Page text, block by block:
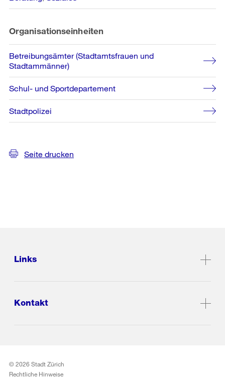
Organisationseinheiten
Betreibungsämter (Stadtamtsfrauen und
Stadtammänner)
Schul- und Sportdepartement
Stadtpolizei
Seite drucken
Links
Kontakt
© 2026 Stadt Zürich
Rechtliche Hinweise